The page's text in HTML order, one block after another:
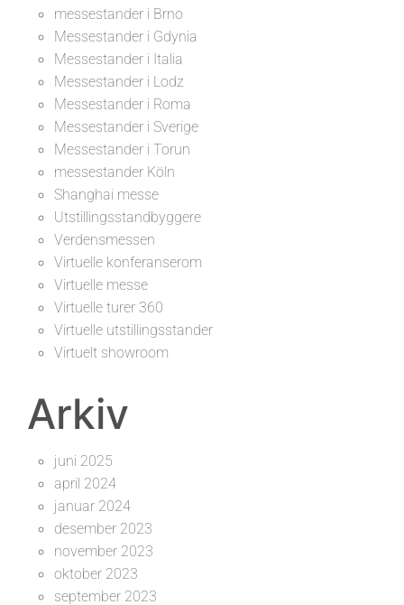
messestander i Brno
Messestander i Gdynia
Messestander i Italia
Messestander i Lodz
Messestander i Roma
Messestander i Sverige
Messestander i Torun
messestander Köln
Shanghai messe
Utstillingsstandbyggere
Verdensmessen
Virtuelle konferanserom
Virtuelle messe
Virtuelle turer 360
Virtuelle utstillingsstander
Virtuelt showroom
Arkiv
juni 2025
april 2024
januar 2024
desember 2023
november 2023
oktober 2023
september 2023